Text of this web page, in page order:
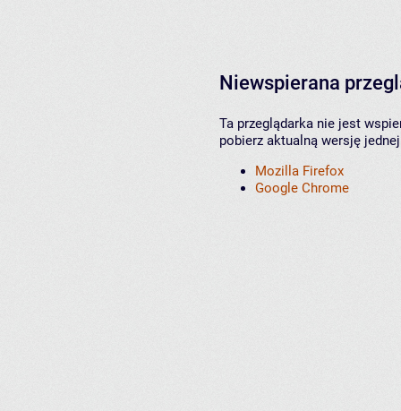
Niewspierana
Ta przeglądarka nie jest
pobierz aktualną wersję
Mozilla Firefox
Google Chrome